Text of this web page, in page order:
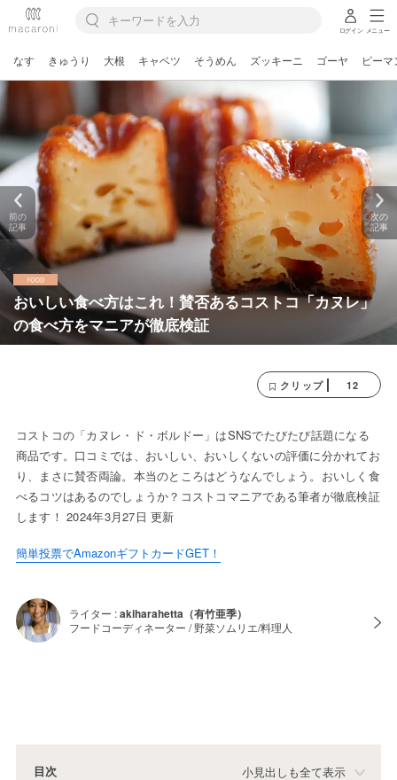
ログイン メニュー
なす きゅうり 大根 キャベツ そうめん ズッキーニ ゴーヤ ピーマ
おいしい食べ方はこれ！賛否あるコストコ「カヌレ」
の食べ方をマニアが徹底検証
前の
記事
次の
記事
クリップ 12
コストコの「カヌレ・ド・ボルドー」はSNSでたびたび話題になる
商品です。口コミでは、おいしい、おいしくないの評価に分かれてお
り、まさに賛否両論。本当のところはどうなんでしょう。おいしく食
べるコツはあるのでしょうか？コストコマニアである筆者が徹底検証
します！ 2024年3月27日 更新
簡単投票でAmazonギフトカードGET！
ライター :akiharahetta（有竹亜季）
フードコーディネーター / 野菜ソムリエ/料理人
目次 小見出しも全て表示